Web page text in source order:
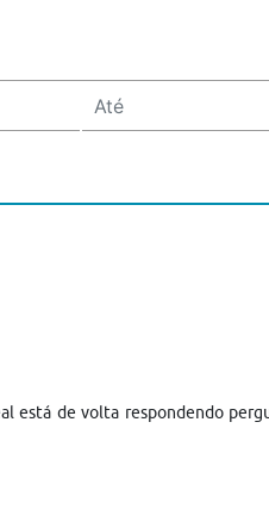
está de volta respondendo